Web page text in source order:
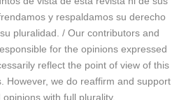
y respaldamos su derecho
pluralidad. / Our contributors and
for the opinions expressed
reflect the point of view of this
However, we do reaffirm and support
with full plurality.